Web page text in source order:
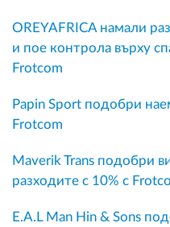
OREYAFRICA намали
и пое контрола върху
Frotcom
Papin Sport подобри
Frotcom
Maverik Trans подобри
разходите с 10% с
E.A.L Man Hin & Sons